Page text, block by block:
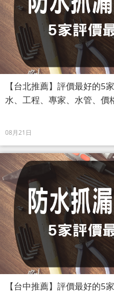
【台北推薦】評價最好的5
水、工程、專家、水管、價
08月21日
【台中推薦】評價最好的5